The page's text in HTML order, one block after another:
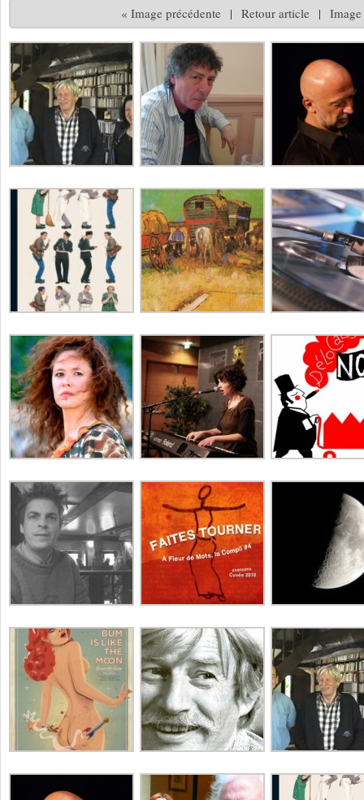
« Image précédente | Retour article |